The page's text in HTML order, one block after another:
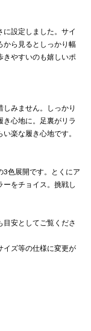
設定しました。サイ
から見るとしっかり幅
きやすいのも嬉しいポ
みません。しっかり
き心地に。足裏がリラ
楽な履き心地です。
3色展開です。とくにア
をチョイス。挑戦し
安としてご覧くださ
ズ等の仕様に変更が